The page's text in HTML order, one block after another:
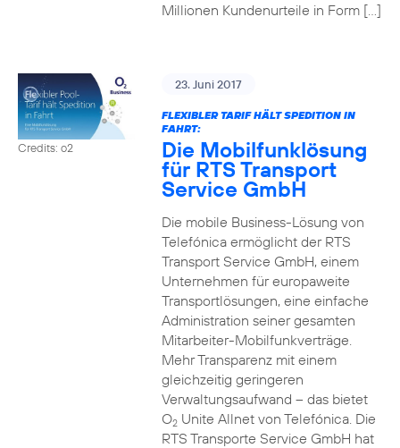
Millionen Kundenurteile in Form […]
Credits: o2
23. Juni 2017
FLEXIBLER TARIF HÄLT SPEDITION IN
FAHRT:
Die Mobilfunklösung
für RTS Transport
Service GmbH
Die mobile Business-Lösung von
Telefónica ermöglicht der RTS
Transport Service GmbH, einem
Unternehmen für europaweite
Transportlösungen, eine einfache
Administration seiner gesamten
Mitarbeiter-Mobilfunkverträge.
Mehr Transparenz mit einem
gleichzeitig geringeren
Verwaltungsaufwand – das bietet
O2Unite Allnet von Telefónica. Die
RTS Transporte Service GmbH hat